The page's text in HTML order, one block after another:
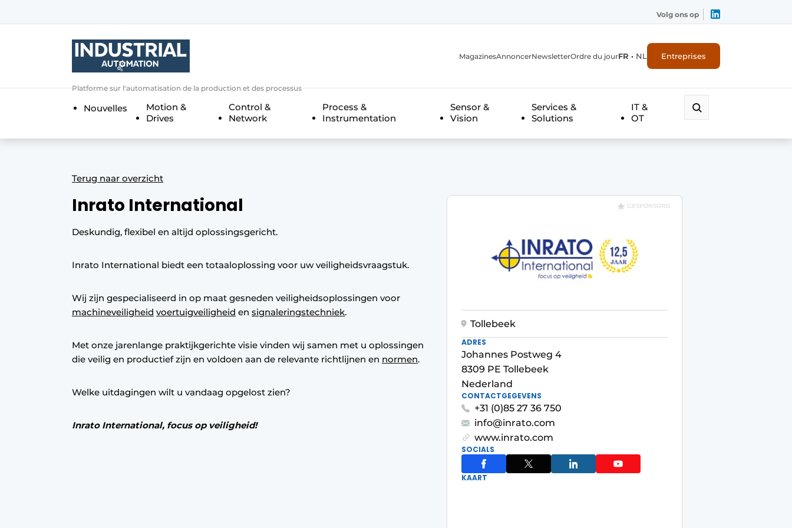
Contact
Eigen content aanleveren
Emploi
EntreprisesMerci de votre inscription
Evenement aanmelden
Meest gelezen
Privacy / Cookie statement
S’inscrire
Termes et conditions
Volg ons op
Platforme sur l'automatisation de la production et des processus
MagazinesAnnoncerNewsletterOrdre du jourFR • NL Entreprises
Nouvelles
Motion &
Drives
Control &
Network
Process &
Instrumentation
Sensor &
Vision
Services &
Solutions
IT &
OT
Terug naar overzicht
Inrato International
Deskundig, flexibel en altijd oplossingsgericht.
Inrato International biedt een totaaloplossing voor uw veiligheidsvraagstuk.
Wij zijn gespecialiseerd in op maat gesneden veiligheidsoplossingen voor
machineveiligheid voertuigveiligheid en signaleringstechniek.
Met onze jarenlange praktijkgerichte visie vinden wij samen met u oplossingen
die veilig en productief zijn en voldoen aan de relevante richtlijnen en normen.
Welke uitdagingen wilt u vandaag opgelost zien?
Inrato International, focus op veiligheid!
GESPONSORD
Tollebeek
ADRES
Johannes Postweg 4
8309 PE Tollebeek
Nederland
CONTACTGEGEVENS
+31 (0)85 27 36 750
info@inrato.com
www.inrato.com
SOCIALS
KAART